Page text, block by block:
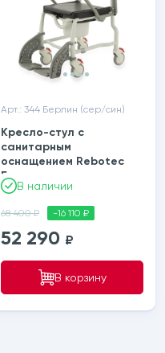
Арт.: 344 Берлин (сер/син)
Кресло-стул с
санитарным
оснащением Rebotec
Берлин
В наличии
68 400 ₽ -16 110 ₽
52 290 ₽
В корзину